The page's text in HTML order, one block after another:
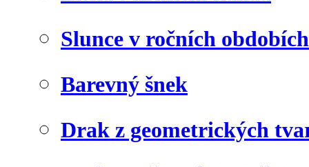
Slunce v ročních obdobích
Barevný šnek
Drak z geometrických